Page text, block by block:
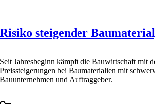
Risiko steigender
Seit Jahresbeginn kämpft die Bauwirtschaft mit
Preissteigerungen bei Baumaterialien mit
Bauunternehmen und Auftraggeber.